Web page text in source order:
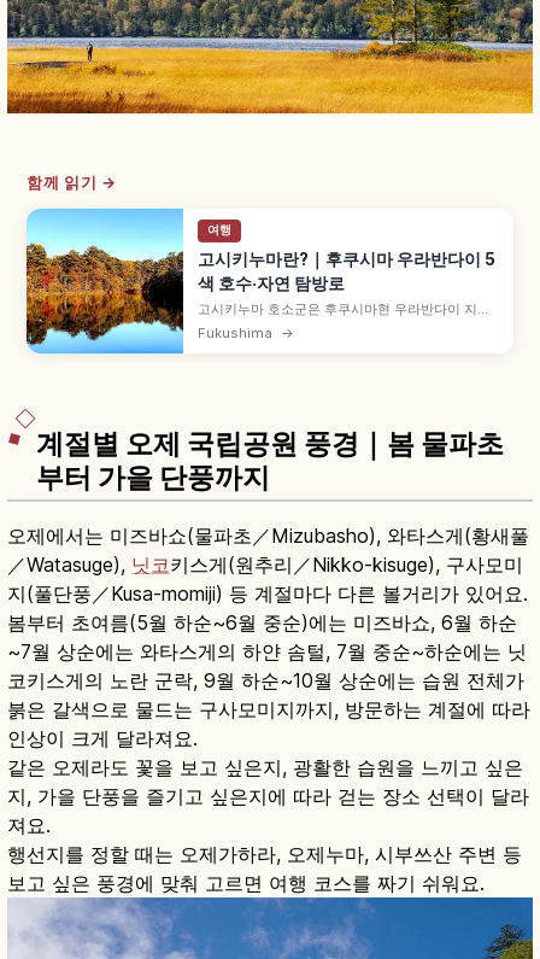
함께 읽기 →
여행
고시키누마란?｜후쿠시마 우라반다이 5
색 호수·자연 탐방로
고시키누마 호소군은 후쿠시마현 우라반다이 지역
의 호소군으로, 1888년 반다이산 대분화 산체 붕괴
Fukushima →
계절별 오제 국립공원 풍경｜봄 물파초
부터 가을 단풍까지
오제에서는 미즈바쇼(물파초／Mizubasho), 와타스게(황새풀
／Watasuge), 닛코키스게(원추리／Nikko-kisuge), 구사모미
지(풀단풍／Kusa-momiji) 등 계절마다 다른 볼거리가 있어요.
봄부터 초여름(5월 하순~6월 중순)에는 미즈바쇼, 6월 하순
~7월 상순에는 와타스게의 하얀 솜털, 7월 중순~하순에는 닛
코키스게의 노란 군락, 9월 하순~10월 상순에는 습원 전체가
붉은 갈색으로 물드는 구사모미지까지, 방문하는 계절에 따라
인상이 크게 달라져요.
같은 오제라도 꽃을 보고 싶은지, 광활한 습원을 느끼고 싶은
지, 가을 단풍을 즐기고 싶은지에 따라 걷는 장소 선택이 달라
져요.
행선지를 정할 때는 오제가하라, 오제누마, 시부쓰산 주변 등
보고 싶은 풍경에 맞춰 고르면 여행 코스를 짜기 쉬워요.